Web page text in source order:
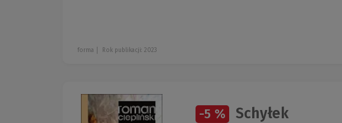
forma Rok publikacji: 2023
-5 % Schyłek